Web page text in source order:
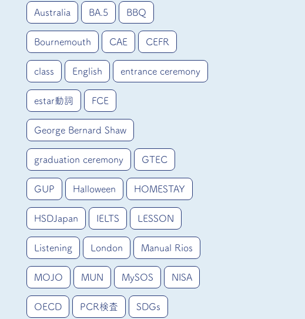
Australia BA.5 BBQ
Bournemouth CAE CEFR
class English entrance ceremony
estar動詞 FCE
George Bernard Shaw
graduation ceremony GTEC
GUP Halloween HOMESTAY
HSDJapan IELTS LESSON
Listening London Manual Rios
MOJO MUN MySOS NISA
OECD PCR検査 SDGs